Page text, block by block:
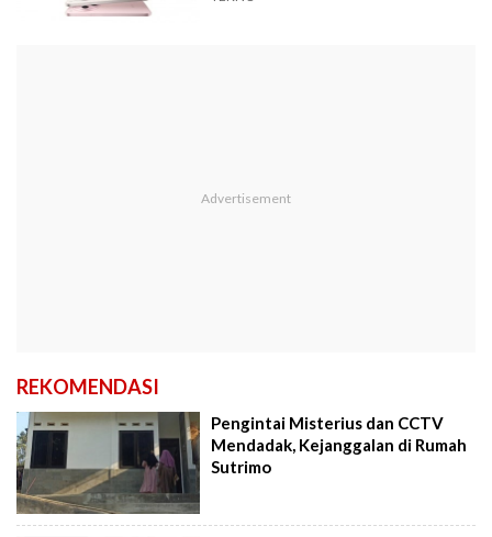
REKOMENDASI
Pengintai Misterius dan CCTV
Mendadak, Kejanggalan di Rumah
Sutrimo